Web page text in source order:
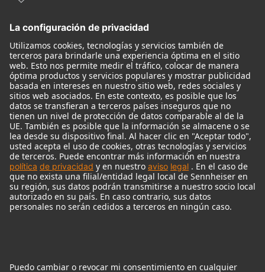
Monitores
Monitor Accessories
Auriculares
Micrófonos Legendarios
Audio Interface